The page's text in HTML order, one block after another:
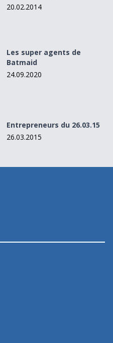
20.02.2014
Les super agents de
Batmaid
24.09.2020
Entrepreneurs du 26.03.15
26.03.2015